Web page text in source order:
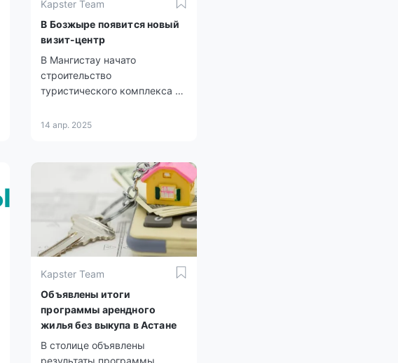
Kapster Team
В Бозжыре появится новый
визит-центр
В Мангистау начато
строительство
туристического комплекса с
отдыха.
14 апр. 2025
Kapster Team
Объявлены итоги
программы арендного
жилья без выкупа в Астане
В столице объявлены
результаты программы